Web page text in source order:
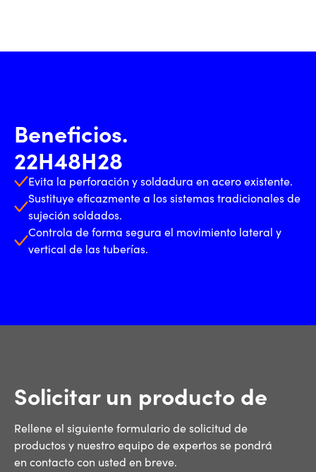
Evita la perforación y soldadura en acero existente.
Sustituye eficazmente a los sistemas tradicionales de
sujeción soldados.
Controla de forma segura el movimiento lateral y
vertical de las tuberías.
Beneficios.
22H48H28
Solicitar un producto de
Rellene el siguiente formulario de solicitud de
productos y nuestro equipo de expertos se pondrá
en contacto con usted en breve.